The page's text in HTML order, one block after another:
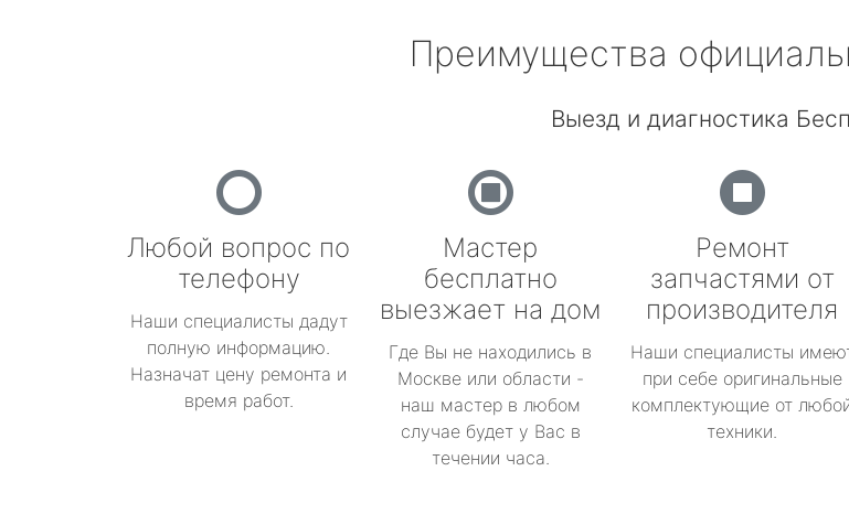
Преимущества
Выезд и диагностика
Любой вопрос по
телефону
Наши специалисты дадут
полную информацию.
Назначат цену ремонта и
время работ.
Мастер
бесплатно
выезжает на дом
Где Вы не находились в
Москве или области -
наш мастер в любом
случае будет у Вас в
течении часа.
Ремонт
запчастями от
производителя
Наши специалисты
при себе оригинальные
комплектующие от
техники.